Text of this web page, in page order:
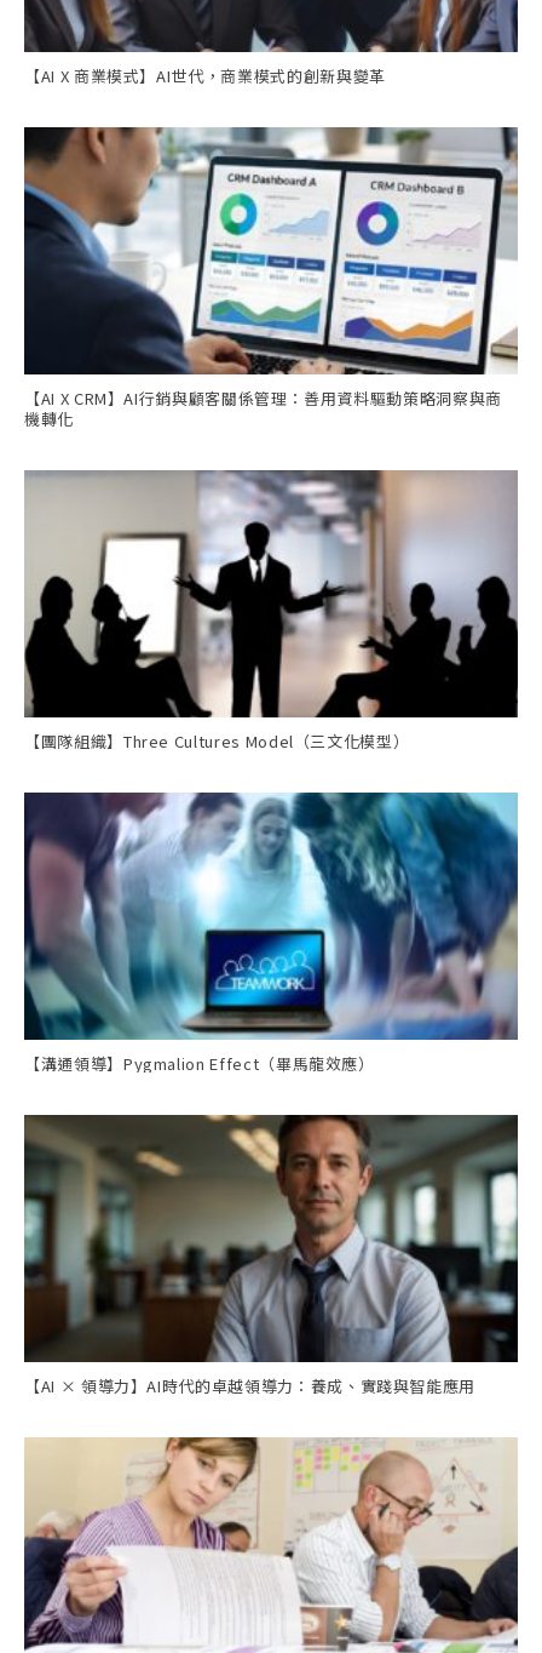
【AI X 商業模式】AI世代，商業模式的創新與變革
【AI X CRM】AI行銷與顧客關係管理：善用資料驅動策略洞察與商
機轉化
【團隊組織】Three Cultures Model（三文化模型）
【溝通領導】Pygmalion Effect（畢馬龍效應）
【AI × 領導力】AI時代的卓越領導力：養成、實踐與智能應用